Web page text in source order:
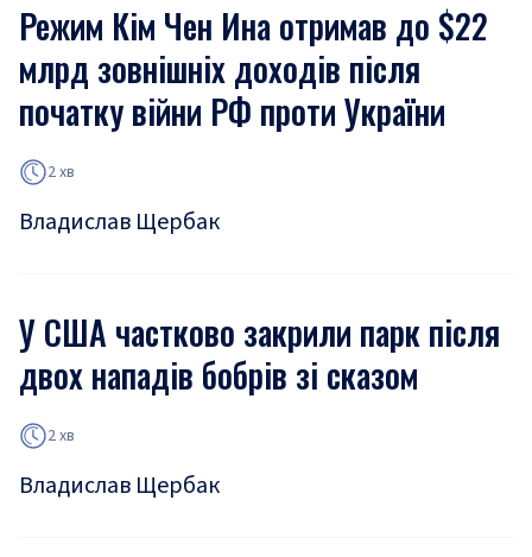
Режим Кім Чен Ина отримав до $22
млрд зовнішніх доходів після
початку війни РФ проти України
2 хв
Владислав Щербак
У США частково закрили парк після
двох нападів бобрів зі сказом
2 хв
Владислав Щербак